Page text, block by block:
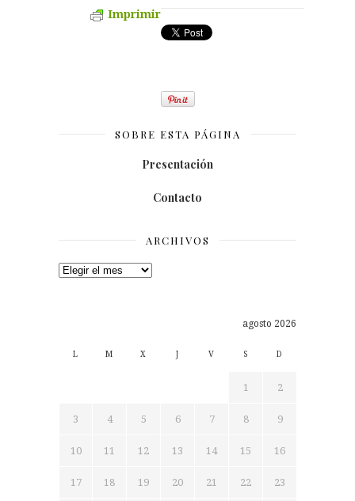
Imprimir
SOBRE ESTA PÁGINA
Presentación
Contacto
ARCHIVOS
Archivos
agosto 2026
L M X J V S D
1 2
3 4 5 6 7 8 9
10 11 12 13 14 15 16
17 18 19 20 21 22 23